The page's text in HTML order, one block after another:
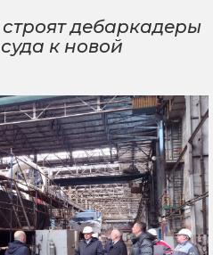
дебаркадеры
к новой